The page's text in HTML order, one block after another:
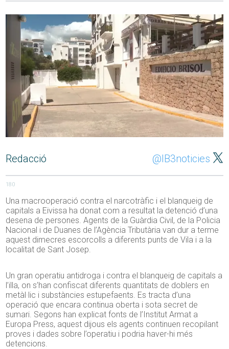
Redacció @IB3noticies
180
Una macrooperació contra el narcotràfic i el blanqueig de
capitals a Eivissa ha donat com a resultat la detenció d’una
desena de persones. Agents de la Guàrdia Civil, de la Policia
Nacional i de Duanes de l’Agència Tributària van dur a terme
aquest dimecres escorcolls a diferents punts de Vila i a la
localitat de Sant Josep.
Un gran operatiu antidroga i contra el blanqueig de capitals a
l’illa, on s’han confiscat diferents quantitats de doblers en
metàl·lic i substàncies estupefaents. Es tracta d’una
operació que encara continua oberta i sota secret de
sumari. Segons han explicat fonts de l’Institut Armat a
Europa Press, aquest dijous els agents continuen recopilant
proves i dades sobre l’operatiu i podria haver-hi més
detencions.